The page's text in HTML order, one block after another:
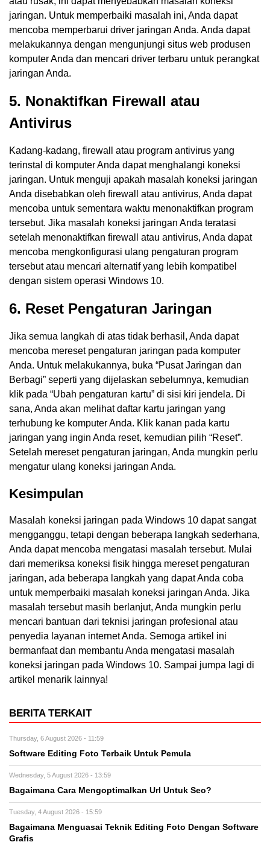
jaringan. Untuk memperbaiki masalah ini, Anda dapat
mencoba memperbarui driver jaringan Anda. Anda dapat
melakukannya dengan mengunjungi situs web produsen
komputer Anda dan mencari driver terbaru untuk perangkat
jaringan Anda.
5. Nonaktifkan Firewall atau
Antivirus
Kadang-kadang, firewall atau program antivirus yang
terinstal di komputer Anda dapat menghalangi koneksi
jaringan. Untuk menguji apakah masalah koneksi jaringan
Anda disebabkan oleh firewall atau antivirus, Anda dapat
mencoba untuk sementara waktu menonaktifkan program
tersebut. Jika masalah koneksi jaringan Anda teratasi
setelah menonaktifkan firewall atau antivirus, Anda dapat
mencoba mengkonfigurasi ulang pengaturan program
tersebut atau mencari alternatif yang lebih kompatibel
dengan sistem operasi Windows 10.
6. Reset Pengaturan Jaringan
Jika semua langkah di atas tidak berhasil, Anda dapat
mencoba mereset pengaturan jaringan pada komputer
Anda. Untuk melakukannya, buka “Pusat Jaringan dan
Berbagi” seperti yang dijelaskan sebelumnya, kemudian
klik pada “Ubah pengaturan kartu” di sisi kiri jendela. Di
sana, Anda akan melihat daftar kartu jaringan yang
terhubung ke komputer Anda. Klik kanan pada kartu
jaringan yang ingin Anda reset, kemudian pilih “Reset”.
Setelah mereset pengaturan jaringan, Anda mungkin perlu
mengatur ulang koneksi jaringan Anda.
Kesimpulan
Masalah koneksi jaringan pada Windows 10 dapat sangat
mengganggu, tetapi dengan beberapa langkah sederhana,
Anda dapat mencoba mengatasi masalah tersebut. Mulai
dari memeriksa koneksi fisik hingga mereset pengaturan
jaringan, ada beberapa langkah yang dapat Anda coba
untuk memperbaiki masalah koneksi jaringan Anda. Jika
masalah tersebut masih berlanjut, Anda mungkin perlu
mencari bantuan dari teknisi jaringan profesional atau
penyedia layanan internet Anda. Semoga artikel ini
bermanfaat dan membantu Anda mengatasi masalah
koneksi jaringan pada Windows 10. Sampai jumpa lagi di
artikel menarik lainnya!
BERITA TERKAIT
Thursday, 6 August 2026 - 11:59
Software Editing Foto Terbaik Untuk Pemula
Wednesday, 5 August 2026 - 13:59
Bagaimana Cara Mengoptimalkan Url Untuk Seo?
Tuesday, 4 August 2026 - 15:59
Bagaimana Menguasai Teknik Editing Foto Dengan Software
Grafis